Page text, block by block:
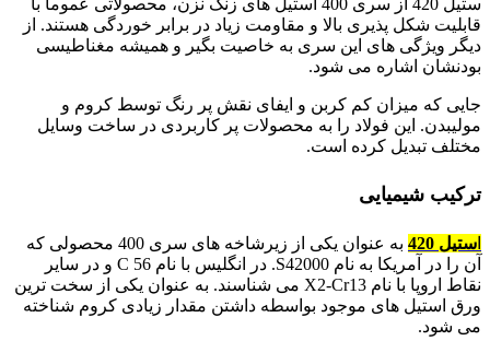
قابلیت شکل پذیری بالا و مقاومت زیاد در برابر خوردگی هستند. از
دیگر ویژگی های این سری به خاصیت بگیر و همیشه مغناطیسی
بودنشان اشاره می شود.
جایی که میزان کم کربن و ایفای نقش پر رنگ توسط کروم و
مولیبدن. این فولاد را به محصولات پر کاربردی در ساخت وسایل
مختلف تبدیل کرده است.
ترکیب شیمیایی
ستیل 420
به عنوان یکی از زیرشاخه های سری 400 محصولی که
آن را در آمریکا به نام S42000. در انگلیس با نام C 56 و در سایر
نقاط اروپا با نام X2-Cr13 می شناسند. به عنوان یکی از سخت ترین
ورق استیل های موجود بواسطه داشتن مقدار زیادی کروم شناخته
می شود.